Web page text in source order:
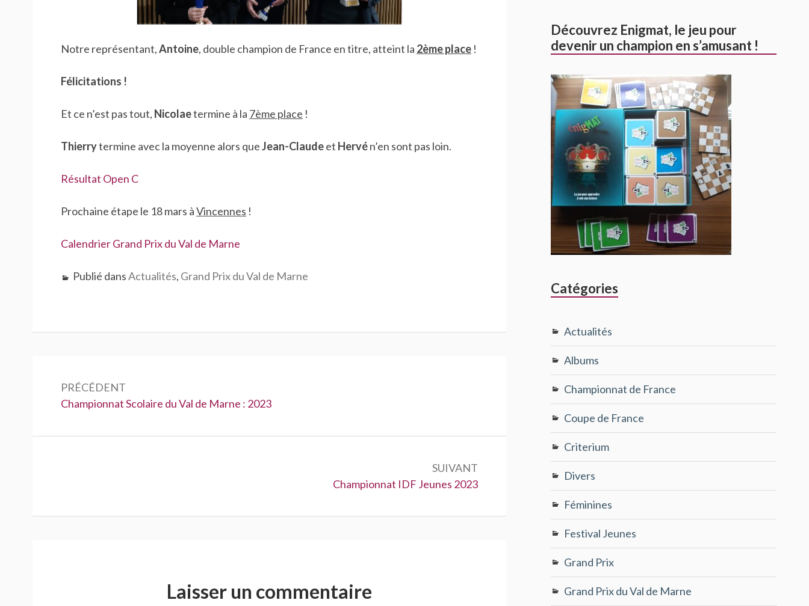
Notre représentant,Antoine, double champion de France en titre, atteint la 2ème place!
Félicitations !
Et ce n’est pas tout, Nicolaetermine à la 7ème place !
Thierrytermine avec la moyenne alors queJean-Claudeet Hervén’en sont pas loin.
Résultat Open C
Prochaine étape le 18 mars àVincennes !
Calendrier Grand Prix du Val de Marne
Publié dansActualités, Grand Prix du Val de Marne
l’article
PRÉCÉDENT
Précédent :
Championnat Scolaire du Val de Marne : 2023
SUIVANT
Suivant :
Championnat IDF Jeunes 2023
Laisser un commentaire
Découvrez Enigmat, le jeu pour
devenir un champion en s’amusant !
Catégories
Actualités
Albums
Championnat de France
Coupe de France
Criterium
Divers
Féminines
Festival Jeunes
Grand Prix
Grand Prix du Val de Marne